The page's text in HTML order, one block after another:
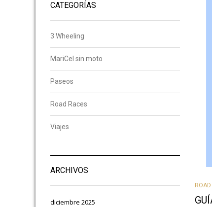
CATEGORÍAS
3 Wheeling
MariCel sin moto
Paseos
Road Races
Viajes
ARCHIVOS
diciembre 2025